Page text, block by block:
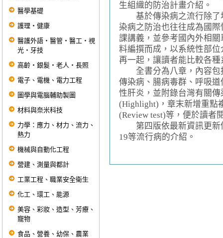
醫學基礎
護理‧健康
醫護外語‧醫管‧醫工‧視
光‧牙技
高齡‧銀髮‧老人‧長照
電子、電機、電力工程
圖學與電腦輔助製圖
材料與奈米科技
力學：應力、材力、流力、
熱力
機械與自動化工程
營建、測量與都計
工業工程、職業安全衛生
化工、環工、能源
美容、彩妝、造型、芳療、
寵物
食品、營養、幼保、農業
生組織的防治計畫介紹。
基於傳染病之流行除了
染病之防治也往往成為國
課講義，並參考國內外相
料編撰而成，以系統性部
再一起，讓讀者能比較各
全書分為八章，內容包
傳染病、腸病毒群、呼吸
性肝炎，並附錄台灣有關
(Highlight)，章末新增重點
(Review test)等，便於讀者
第四版依最新資訊更新修
19等流行病的介紹。